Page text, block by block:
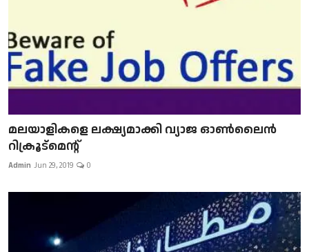
മലയാളികളെ ലക്ഷ്യമാക്കി വ്യാജ ഓൺലൈൻ
റിക്രൂട്മെന്റ്
Admin Jun 29, 2019 0